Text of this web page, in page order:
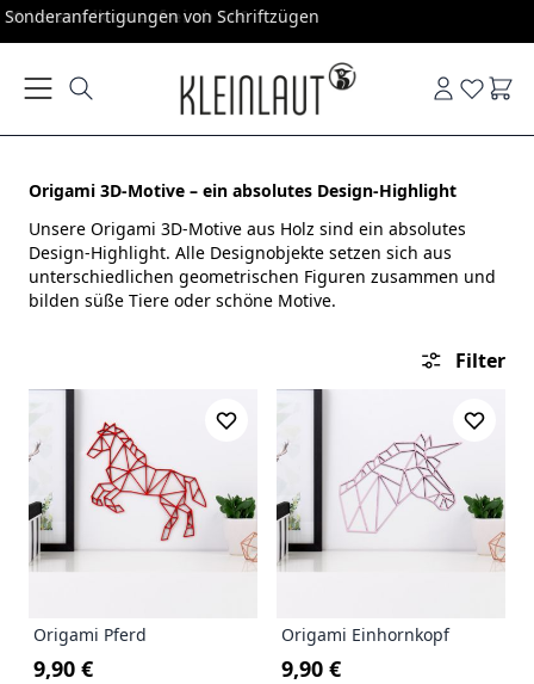
Direkt zum Inhalt
Sonderanfertigungen von Schriftzügen
Origami 3D-Motive – ein absolutes Design-Highlight
Unsere Origami 3D-Motive aus Holz sind ein absolutes
Design-Highlight. Alle Designobjekte setzen sich aus
unterschiedlichen geometrischen Figuren zusammen und
bilden süße Tiere oder schöne Motive.
Filter
Origami Pferd
9,90 €
Origami Einhornkopf
9,90 €